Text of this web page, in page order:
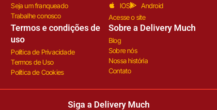
Seja um franqueado
Trabalhe conosco
IOS
Android
Acesse o site
Termos e condições de
uso
Política de Privacidade
Termos de Uso
Política de Cookies
Sobre a Delivery Much
Blog
Sobre nós
Nossa história
Contato
Siga a Delivery Much